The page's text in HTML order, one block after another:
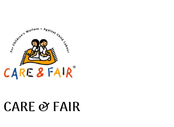
CARE & FAIR